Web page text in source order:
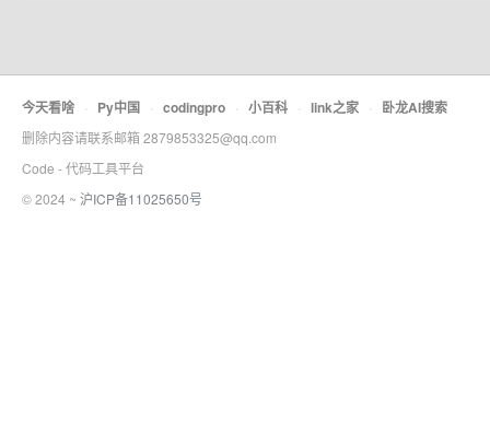
今天看啥 · Py中国 · codingpro · 小百科 · link之家 · 卧龙AI搜索
删除内容请联系邮箱 2879853325@qq.com
Code - 代码工具平台
© 2024 ~ 沪ICP备11025650号